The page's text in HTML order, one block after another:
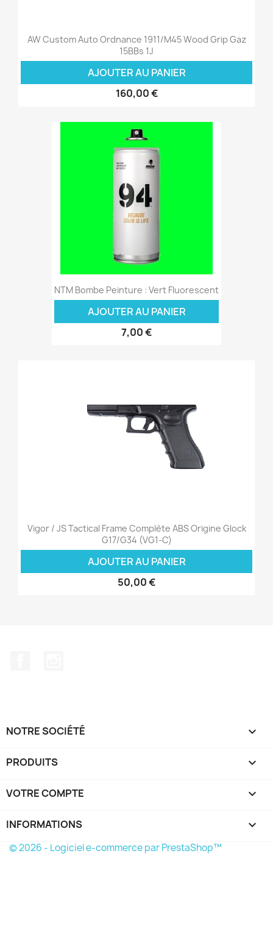
AW Custom Auto Ordnance 1911/M45 Wood Grip Gaz
15BBs 1J
AJOUTER AU PANIER
160,00 €
NTM Bombe Peinture : Vert Fluorescent
AJOUTER AU PANIER
7,00 €
Vigor / JS Tactical Frame Complète ABS Origine Glock
G17/G34 (VG1-C)
AJOUTER AU PANIER
50,00 €
NOTRE SOCIÉTÉ 
PRODUITS 
VOTRE COMPTE 
INFORMATIONS keyboard_arrow_down
© 2026 - Logiciel e-commerce par PrestaShop™